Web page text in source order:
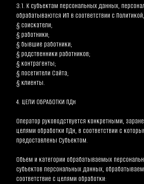
3.1. К субъектам персональных данных,
обрабатываются ИП в соответствии с
§ соискатели;
§ работники;
§ бывшие работники;
§ родственники работников;
§ контрагенты;
§ посетители Сайта;
§ клиенты.
4. ЦЕЛИ ОБРАБОТКИ ПДн
Оператор руководствуется конкретными,
целями обработки ПДн, в соответствии с
предоставлены Субъектом.
Объем и категории обрабатываемых
субъектов персональных данных,
соответствие с целями обработки: